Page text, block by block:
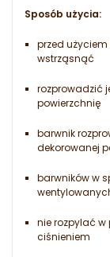
Sposób użycia:
przed
wstrząsnąć
rozprowadzić
powierzchnię
barwnik
dekorowanej
barwników w
nie rozpylać
ciśnieniem